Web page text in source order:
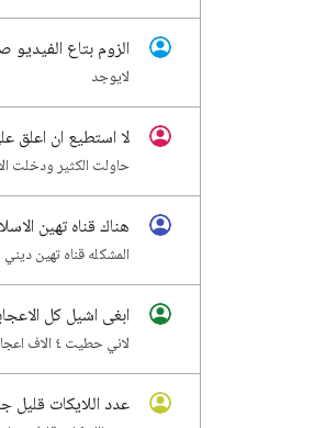
الزوم بتاع
لايوجد
لا استطيع ان اعلق
حاولت الكثير ودخلت
هناك قناه تهين
المشكله قناه تهين
ابغى اشيل كل
لاني حطيت ٤ الاف اعجاب بماقطع لليوتب انا الحين ابغى اشيلها بس ماقدر اشيل الاعجابات كلها مره وحده ابغ…
عدد اللايكات قليل